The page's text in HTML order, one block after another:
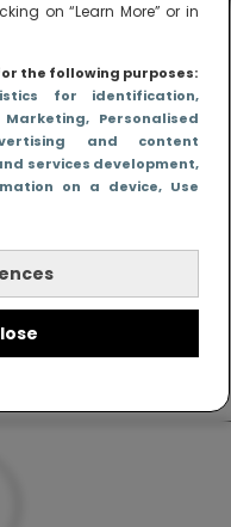
on “Learn More” or in
the following purposes:
for identification,
Marketing, Personalised
and content
services development,
on a device, Use